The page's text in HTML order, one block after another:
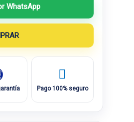
WhatsApp
Pago 100% seguro